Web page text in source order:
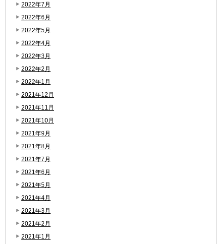
2022年7月
2022年6月
2022年5月
2022年4月
2022年3月
2022年2月
2022年1月
2021年12月
2021年11月
2021年10月
2021年9月
2021年8月
2021年7月
2021年6月
2021年5月
2021年4月
2021年3月
2021年2月
2021年1月